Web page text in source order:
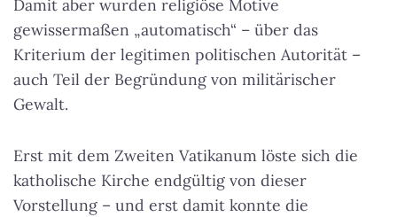
Damit aber wurden religiöse Motive
gewissermaßen „automatisch“ – über das
Kriterium der legitimen politischen Autorität –
auch Teil der Begründung von militärischer
Gewalt.
Erst mit dem Zweiten Vatikanum löste sich die
katholische Kirche endgültig von dieser
Vorstellung – und erst damit konnte die